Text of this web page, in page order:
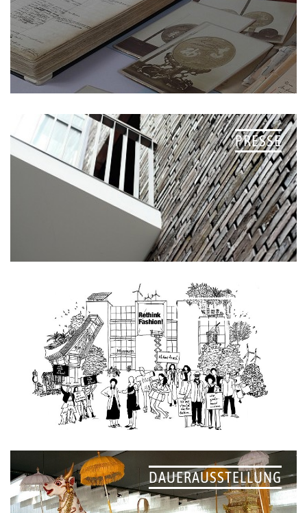
PRESSE
NACHHALTIGKEIT
DAUERAUSSTELLUNG